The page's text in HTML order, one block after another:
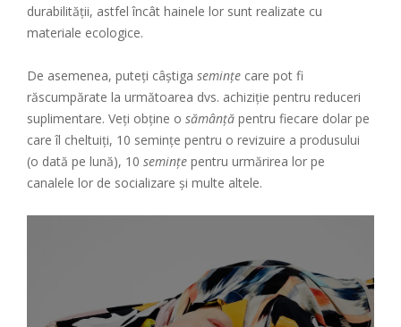
durabilității, astfel încât hainele lor sunt realizate cu
materiale ecologice.
De asemenea, puteți câștiga semințe care pot fi
răscumpărate la următoarea dvs. achiziție pentru reduceri
suplimentare. Veți obține o sămânță pentru fiecare dolar pe
care îl cheltuiți, 10 semințe pentru o revizuire a produsului
(o dată pe lună), 10 semințe pentru urmărirea lor pe
canalele lor de socializare și multe altele.